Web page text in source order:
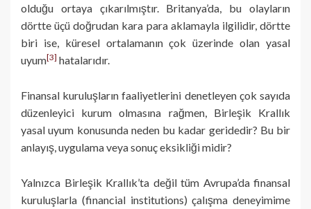
olduğu ortaya çıkarılmıştır. Britanya’da, bu olayların
dörtte üçü doğrudan kara para aklamayla ilgilidir, dörtte
biri ise, küresel ortalamanın çok üzerinde olan yasal
uyum[3] hatalarıdır.
Finansal kuruluşların faaliyetlerini denetleyen çok sayıda
düzenleyici kurum olmasına rağmen, Birleşik Krallık
yasal uyum konusunda neden bu kadar geridedir? Bu bir
anlayış, uygulama veya sonuç eksikliği midir?
Yalnızca Birleşik Krallık’ta değil tüm Avrupa’da finansal
kuruluşlarla (financial institutions) çalışma deneyimime